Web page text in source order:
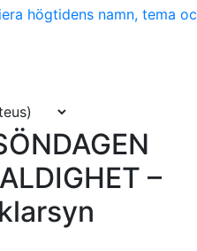
högtidens namn, tema
–